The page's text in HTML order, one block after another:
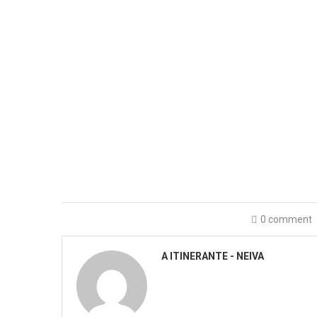
0 comment
A ITINERANTE - NEIVA